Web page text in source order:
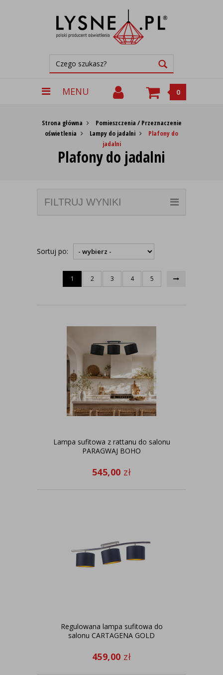
MENU 0
Strona główna
Pomieszczenia / Przeznaczenie
oświetlenia
Lampy do jadalni
Plafony do
jadalni
Plafony do jadalni
FILTRUJ WYNIKI
Sortuj po:
1 2 3 4 5
Lampa sufitowa z rattanu do salonu
PARAGWAJ BOHO
545,00 zł
Regulowana lampa sufitowa do
salonu CARTAGENA GOLD
459,00 zł